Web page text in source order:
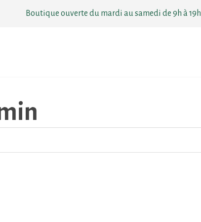
Boutique ouverte du mardi au samedi de 9h à 19h